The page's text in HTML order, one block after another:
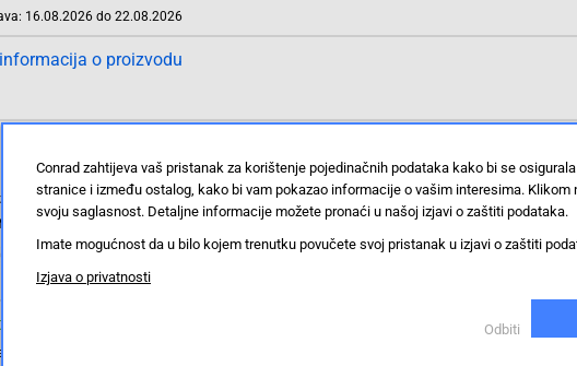
16.08.2026 do 22.08.2026
o proizvodu
piksel Postolje
br: 1716654 - 62 Oznaka: 960-001227 EAN: 5099206079533
Electronic SE
online (Skladište: Njemačka)
16.08.2026 do 22.08.2026
Conrad zahtijeva vaš pristanak za korištenje pojedinačnih podataka kako bi se
stranice i između ostalog, kako bi vam pokazao informacije o vašim interesima. Klikom
svoju saglasnost. Detaljne informacije možete pronaći u našoj izjavi o zaštiti podataka.
Imate mogućnost da u bilo kojem trenutku povučete svoj pristanak u izjavi o zaštiti
Izjava o privatnosti
Odbiti